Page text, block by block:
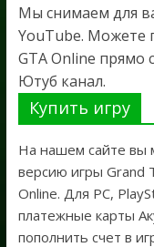
Мы снимаем для
YouTube. Можете
GTA Online прямо
Ютуб канал.
Купить игру
На нашем сайте вы
версию игры Grand
Online. Для PC,
платежные карты
пополнить счет в